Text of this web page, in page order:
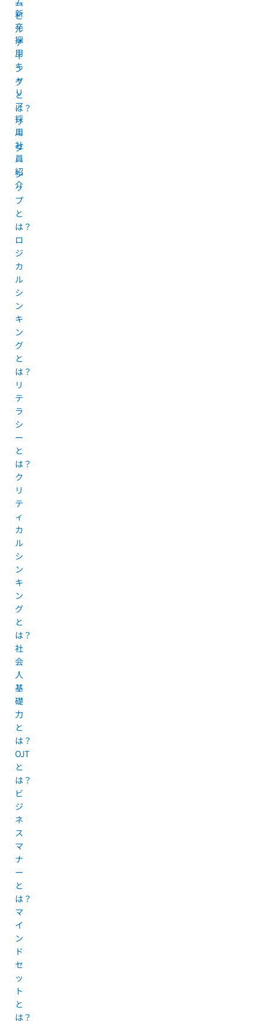
新
卒
採
用
キ
ャ
リ
ア
採
用
社
員
紹
介
ム
ビ
ル
デ
ィ
ン
グ
と
は？
リ
ー
ダ
ー
シ
ッ
プ
と
は？
ロ
ジ
カ
ル
シ
ン
キ
ン
グ
と
は？
リ
テ
ラ
シ
ー
と
は？
ク
リ
テ
ィ
カ
ル
シ
ン
キ
ン
グ
と
は？
社
会
人
基
礎
力
と
は？
OJT
と
は？
ビ
ジ
ネ
ス
マ
ナ
ー
と
は？
マ
イ
ン
ド
セ
ッ
ト
と
は？